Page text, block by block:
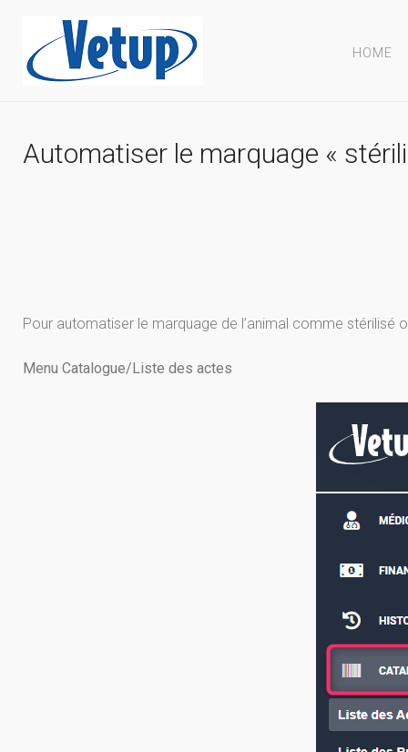
HOME
Automatiser le marquage «
Pour automatiser le marquage de l’animal comme
Menu Catalogue/Liste des actes